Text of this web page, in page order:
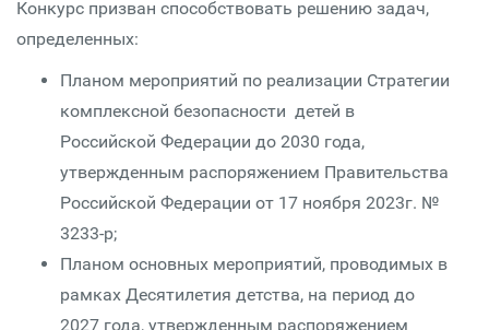
Конкурс призван способствовать решению задач,
определенных:
Планом мероприятий по реализации Стратегии
комплексной безопасности детей в
Российской Федерации до 2030 года,
утвержденным распоряжением Правительства
Российской Федерации от 17 ноября 2023г. №
3233-р;
Планом основных мероприятий, проводимых в
рамках Десятилетия детства, на период до
2027 года, утвержденным распоряжением